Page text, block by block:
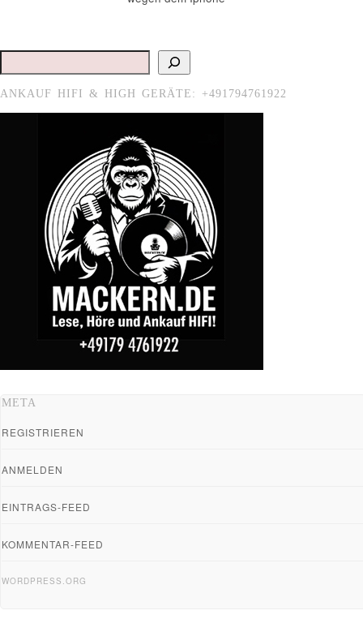
Suchen
ANKAUF HIFI & HIGH GERÄTE: +491794761922
META
REGISTRIEREN
ANMELDEN
EINTRAGS-FEED
KOMMENTAR-FEED
WORDPRESS.ORG